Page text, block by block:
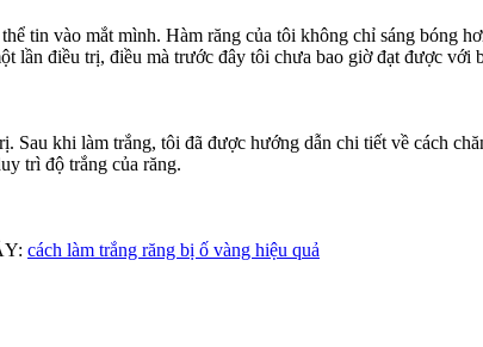
tin vào mắt mình. Hàm răng của tôi không chỉ sáng bóng
lần điều trị, điều mà trước đây tôi chưa bao giờ đạt được với
Sau khi làm trắng, tôi đã được hướng dẫn chi tiết về cách
trì độ trắng của răng.
cách làm trắng răng bị ố vàng hiệu quả